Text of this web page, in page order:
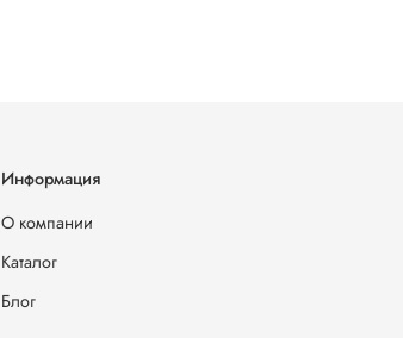
Информация
О компании
Каталог
Блог